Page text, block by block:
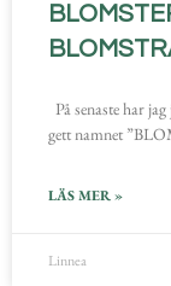
På senaste har
gett namnet
LÄS MER »
Linnea